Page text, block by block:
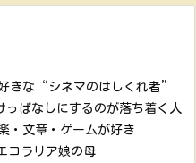
きな“シネマのはしくれ者”
っぱなしにするのが落ち着く人
・文章・ゲームが好き
コラリア娘の母